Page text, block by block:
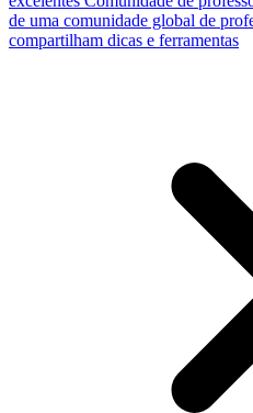
de uma comunidade global de
compartilham dicas e ferramentas